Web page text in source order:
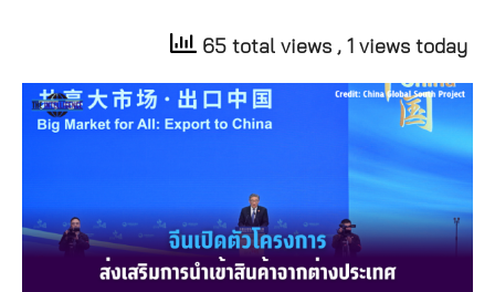
65 total views , 1 views today